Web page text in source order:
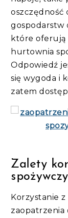
oszczędność
gospodarstw
które oferują
hurtownia
Odpowiedź
się wygoda i
zatem
Zalety
Korzystanie
zaopatrzenia